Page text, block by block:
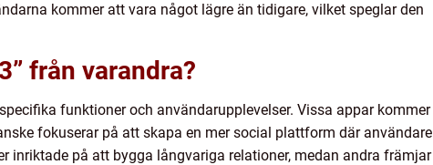
kommer att vara något lägre än tidigare, vilket speglar den
från varandra?
funktioner och användarupplevelser. Vissa appar kommer
fokuserar på att skapa en mer social plattform där användare
inriktade på att bygga långvariga relationer, medan andra främjar